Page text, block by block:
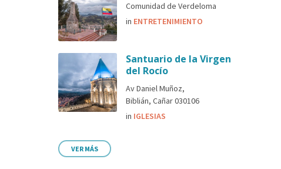
Comunidad de Verdeloma
in ENTRETENIMIENTO
Santuario de la Virgen
del Rocío
Av Daniel Muñoz,
Biblián, Cañar 030106
in IGLESIAS
VER MÁS